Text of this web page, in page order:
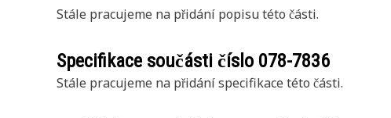
Stále pracujeme na přidání popisu této části.
Specifikace součásti číslo 078-7836
Stále pracujeme na přidání specifikace této části.